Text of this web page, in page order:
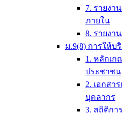
7. รายงา
ภายใน
8. รายงา
ม.9(8) การให้บ
1. หลักเ
ประชาชน
2. เอกสา
บุคลากร
3. สถิติกา